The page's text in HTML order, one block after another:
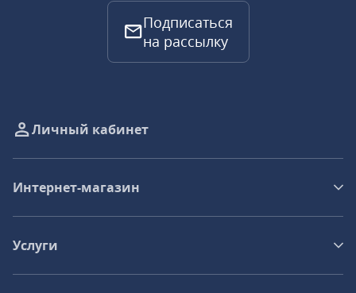
Подписаться
на рассылку
Личный кабинет
Интернет-магазин
Услуги